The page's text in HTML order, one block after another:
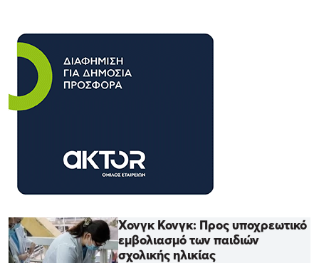
Χονγκ Κονγκ: Προς υποχρεωτικό
εμβολιασμό των παιδιών
σχολικής ηλικίας